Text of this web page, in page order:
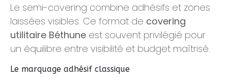
Le semi-covering combine adhésifs et zones
laissées visibles. Ce format de covering
utilitaire Béthune est souvent privilégié pour
un équilibre entre visibilité et budget maîtrisé.
Le marquage adhésif classique